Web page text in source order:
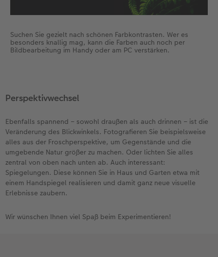
Suchen Sie gezielt nach schönen Farbkontrasten. Wer es
besonders knallig mag, kann die Farben auch noch per
Bildbearbeitung im Handy oder am PC verstärken.
Perspektivwechsel
Ebenfalls spannend – sowohl draußen als auch drinnen – ist die
Veränderung des Blickwinkels. Fotografieren Sie beispielsweise
alles aus der Froschperspektive, um Gegenstände und die
umgebende Natur größer zu machen. Oder lichten Sie alles
zentral von oben nach unten ab. Auch interessant:
Spiegelungen. Diese können Sie in Haus und Garten etwa mit
einem Handspiegel realisieren und damit ganz neue visuelle
Erlebnisse zaubern.
Wir wünschen Ihnen viel Spaß beim Experimentieren!